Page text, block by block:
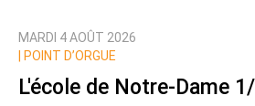
Nom
MARDI 4 AOÛT 2026
POINT D’ORGUE
L'école de Notre-Dame